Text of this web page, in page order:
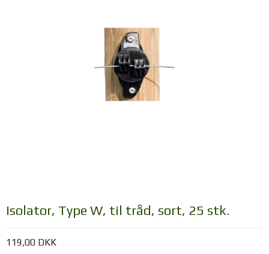
Isolator, Type W, til tråd, sort, 25 stk.
119,00 DKK